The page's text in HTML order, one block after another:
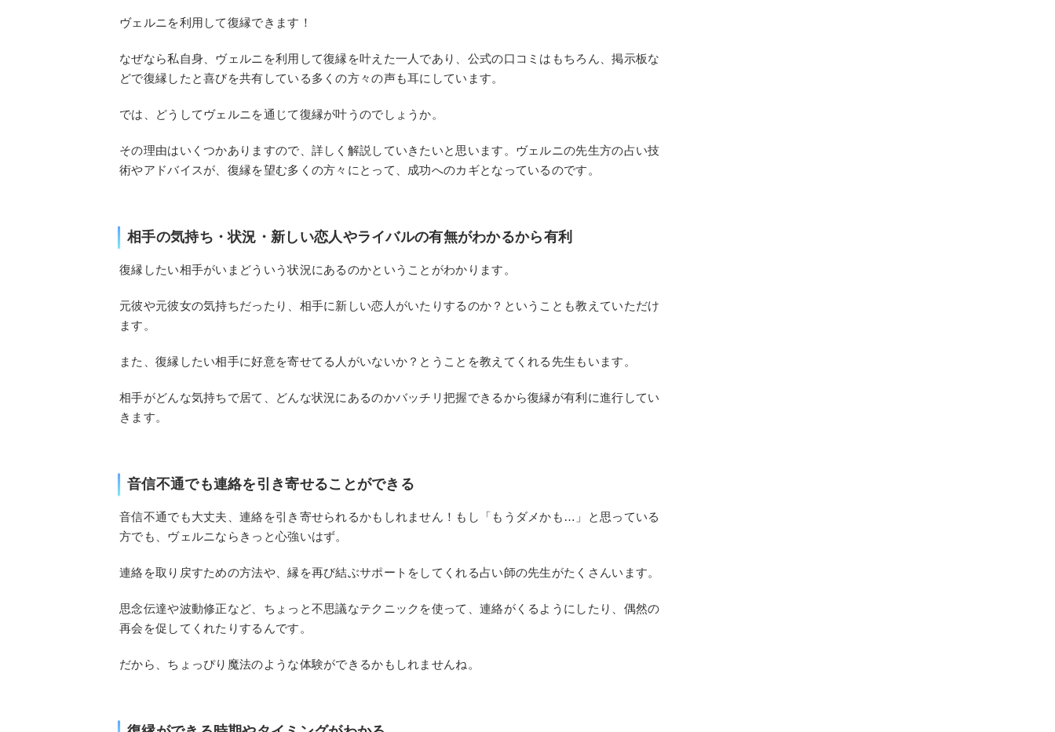
ヴェルニを利用して復縁できます！
なぜなら私自身、ヴェルニを利用して復縁を叶えた一人であり、公式の口コミはもちろん、掲示板な
どで復縁したと喜びを共有している多くの方々の声も耳にしています。
では、どうしてヴェルニを通じて復縁が叶うのでしょうか。
その理由はいくつかありますので、詳しく解説していきたいと思います。ヴェルニの先生方の占い技
術やアドバイスが、復縁を望む多くの方々にとって、成功へのカギとなっているのです。
相手の気持ち・状況・新しい恋人やライバルの有無がわかるから有利
復縁したい相手がいまどういう状況にあるのかということがわかります。
元彼や元彼女の気持ちだったり、相手に新しい恋人がいたりするのか？ということも教えていただけ
ます。
また、復縁したい相手に好意を寄せてる人がいないか？とうことを教えてくれる先生もいます。
相手がどんな気持ちで居て、どんな状況にあるのかバッチリ把握できるから復縁が有利に進行してい
きます。
音信不通でも連絡を引き寄せることができる
音信不通でも大丈夫、連絡を引き寄せられるかもしれません！もし「もうダメかも…」と思っている
方でも、ヴェルニならきっと心強いはず。
連絡を取り戻すための方法や、縁を再び結ぶサポートをしてくれる占い師の先生がたくさんいます。
思念伝達や波動修正など、ちょっと不思議なテクニックを使って、連絡がくるようにしたり、偶然の
再会を促してくれたりするんです。
だから、ちょっぴり魔法のような体験ができるかもしれませんね。